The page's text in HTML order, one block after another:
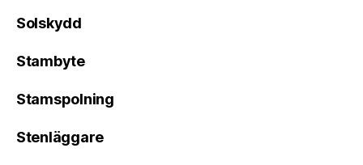
Solskydd
Stambyte
Stamspolning
Stenläggare